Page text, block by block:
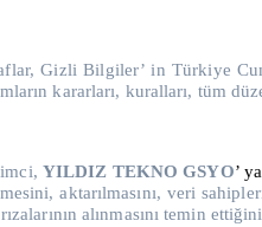
Gizli Bilgiler’ in Türkiye
kararları, kuralları, tüm
YILDIZ TEKNO GSYO’
aktarılmasını, veri
alınmasını temin